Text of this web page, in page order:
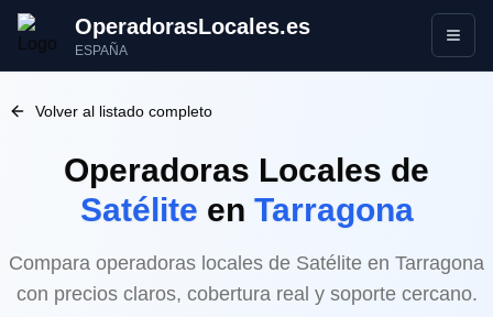
OperadorasLocales.es
ESPAÑA Abrir
Volver al listado completo
Operadoras Locales de
Satélite en Tarragona
Compara operadoras locales de Satélite en Tarragona
con precios claros, cobertura real y soporte cercano.